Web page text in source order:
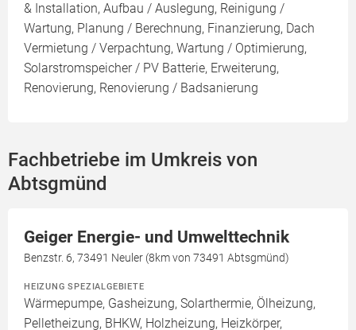
& Installation, Aufbau / Auslegung, Reinigung /
Wartung, Planung / Berechnung, Finanzierung, Dach
Vermietung / Verpachtung, Wartung / Optimierung,
Solarstromspeicher / PV Batterie, Erweiterung,
Renovierung, Renovierung / Badsanierung
Fachbetriebe im Umkreis von
Abtsgmünd
Geiger Energie- und Umwelttechnik
Benzstr. 6, 73491 Neuler (8km von 73491 Abtsgmünd)
HEIZUNG SPEZIALGEBIETE
Wärmepumpe, Gasheizung, Solarthermie, Ölheizung,
Pelletheizung, BHKW, Holzheizung, Heizkörper,